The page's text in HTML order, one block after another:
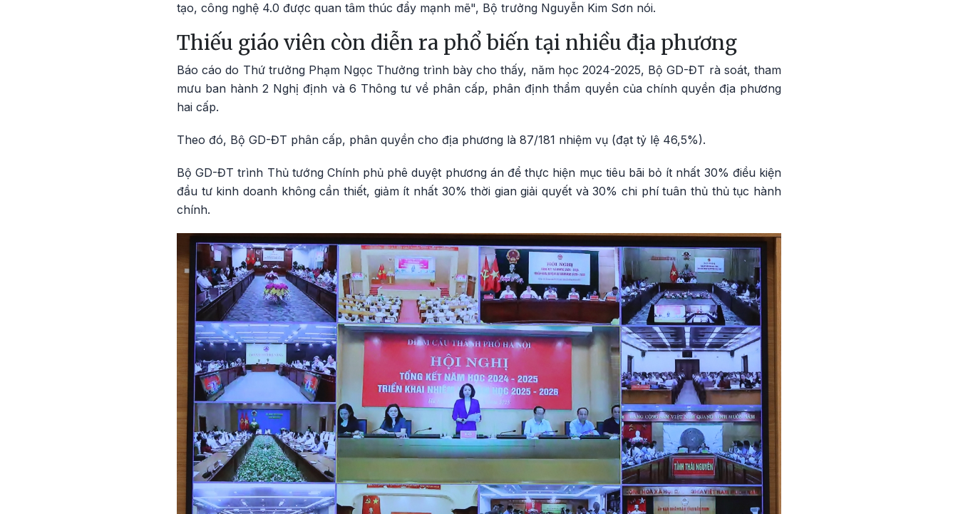
tạo, công nghệ 4.0 được quan tâm thúc đẩy mạnh mẽ", Bộ trưởng Nguyễn Kim Sơn nói.
Thiếu giáo viên còn diễn ra phổ biến tại nhiều địa phương
Báo cáo do Thứ trưởng Phạm Ngọc Thưởng trình bày cho thấy, năm học 2024-2025, Bộ GD-ĐT rà soát, tham
mưu ban hành 2 Nghị định và 6 Thông tư về phân cấp, phân định thẩm quyền của chính quyền địa phương
hai cấp.
Theo đó, Bộ GD-ĐT phân cấp, phân quyền cho địa phương là 87/181 nhiệm vụ (đạt tỷ lệ 46,5%).
Bộ GD-ĐT trình Thủ tướng Chính phủ phê duyệt phương án để thực hiện mục tiêu bãi bỏ ít nhất 30% điều kiện
đầu tư kinh doanh không cần thiết, giảm ít nhất 30% thời gian giải quyết và 30% chi phí tuân thủ thủ tục hành
chính.